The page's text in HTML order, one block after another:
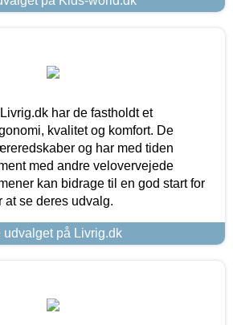
har de fastholdt et
kvalitet og komfort. De
og har med tiden
med andre velovervejede
kan bidrage til en god start for
at se deres udvalg.
udvalget på Livrig.dk